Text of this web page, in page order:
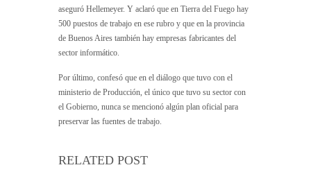
aseguró Hellemeyer. Y aclaró que en Tierra del Fuego hay
500 puestos de trabajo en ese rubro y que en la provincia
de Buenos Aires también hay empresas fabricantes del
sector informático.
Por último, confesó que en el diálogo que tuvo con el
ministerio de Producción, el único que tuvo su sector con
el Gobierno, nunca se mencionó algún plan oficial para
preservar las fuentes de trabajo.
RELATED POST